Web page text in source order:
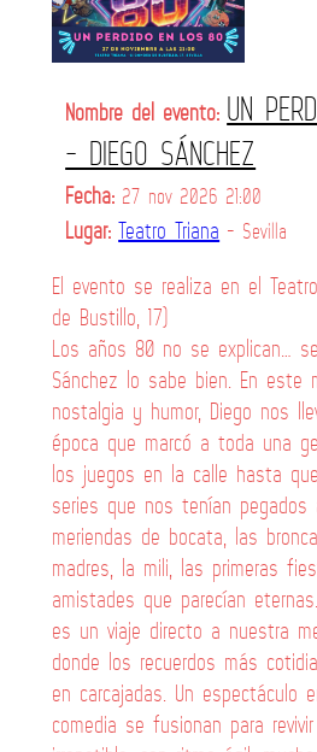
Nombre del evento: UN
- DIEGO SÁNCHEZ
Fecha: 27 nov 2026 21:00
Lugar: Teatro Triana - Sevilla
El evento se realiza en el
de Bustillo, 17)
Los años 80 no se explican…
Sánchez lo sabe bien. En este
nostalgia y humor, Diego nos
época que marcó a toda una
los juegos en la calle hasta
series que nos tenían
meriendas de bocata, las
madres, la mili, las primeras
amistades que parecían
es un viaje directo a nuestra
donde los recuerdos más
en carcajadas. Un espectáculo
comedia se fusionan para